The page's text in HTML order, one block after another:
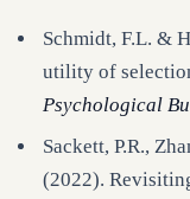
Schmidt, F.L. &
utility of
Psychological
Sackett, P.R.,
(2022).